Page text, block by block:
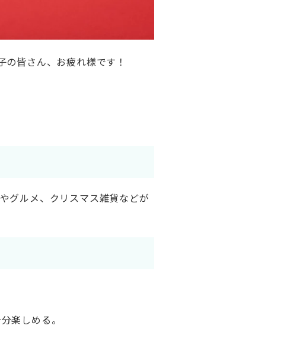
皆さん、お疲れ様です！
グルメ、クリスマス雑貨などが
楽しめる。